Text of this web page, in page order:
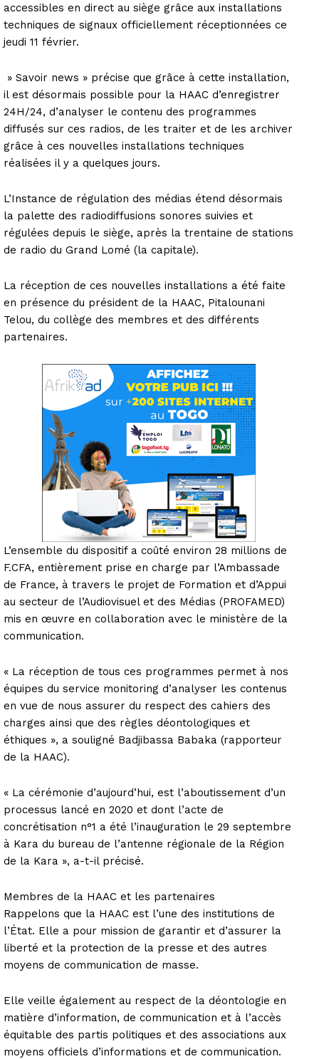
accessibles en direct au siège grâce aux installations
techniques de signaux officiellement réceptionnées ce
jeudi 11 février.
» Savoir news » précise que grâce à cette installation,
il est désormais possible pour la HAAC d’enregistrer
24H/24, d’analyser le contenu des programmes
diffusés sur ces radios, de les traiter et de les archiver
grâce à ces nouvelles installations techniques
réalisées il y a quelques jours.
L’Instance de régulation des médias étend désormais
la palette des radiodiffusions sonores suivies et
régulées depuis le siège, après la trentaine de stations
de radio du Grand Lomé (la capitale).
La réception de ces nouvelles installations a été faite
en présence du président de la HAAC, Pitalounani
Telou, du collège des membres et des différents
partenaires.
L’ensemble du dispositif a coûté environ 28 millions de
F.CFA, entièrement prise en charge par l’Ambassade
de France, à travers le projet de Formation et d’Appui
au secteur de l’Audiovisuel et des Médias (PROFAMED)
mis en œuvre en collaboration avec le ministère de la
communication.
« La réception de tous ces programmes permet à nos
équipes du service monitoring d’analyser les contenus
en vue de nous assurer du respect des cahiers des
charges ainsi que des règles déontologiques et
éthiques », a souligné Badjibassa Babaka (rapporteur
de la HAAC).
« La cérémonie d’aujourd’hui, est l’aboutissement d’un
processus lancé en 2020 et dont l’acte de
concrétisation n°1 a été l’inauguration le 29 septembre
à Kara du bureau de l’antenne régionale de la Région
de la Kara », a-t-il précisé.
Membres de la HAAC et les partenaires
Rappelons que la HAAC est l’une des institutions de
l’État. Elle a pour mission de garantir et d’assurer la
liberté et la protection de la presse et des autres
moyens de communication de masse.
Elle veille également au respect de la déontologie en
matière d’information, de communication et à l’accès
équitable des partis politiques et des associations aux
moyens officiels d’informations et de communication.